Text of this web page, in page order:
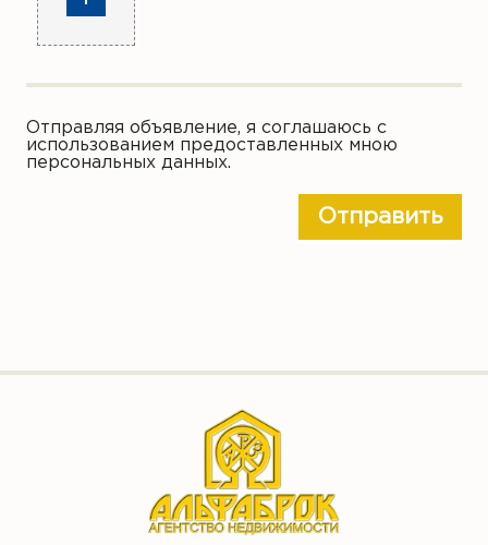
Отправляя объявление, я соглашаюсь с
использованием предоставленных мною
персональных данных.
Отправить